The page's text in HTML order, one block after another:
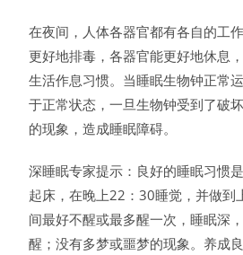
在夜间，人体各器官都有各自的工
更好地排毒，各器官能更好地休息
生活作息习惯。当睡眠生物钟正常
于正常状态，一旦生物钟受到了破
的现象，造成睡眠障碍。
深睡眠专家提示：良好的睡眠习惯
起床，在晚上22：30睡觉，并做到
间最好不醒或最多醒一次，睡眠深
醒；没有多梦或噩梦的现象。养成